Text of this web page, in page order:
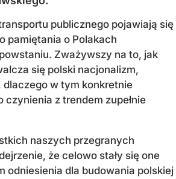
publicznego pojawiają się
pamiętania o Polakach
Zważywszy na to, jak
się polski nacjonalizm,
dlaczego w tym konkretnie
czynienia z trendem zupełnie
naszych przegranych
że celowo stały się one
odniesienia dla budowania polskiej